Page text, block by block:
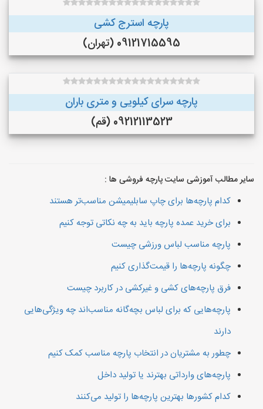
پارچه استرج کشی
09121715595 (تهران)
پارچه سرای کیلویی و متری باران
09212113523 (قم)
سایر مطالب آموزشی سایت پارچه فروشی ها :
کدام پارچه‌ها برای چاپ سابلیمیشن مناسب‌تر هستند
برای خرید عمده پارچه باید به چه نکاتی توجه کنیم
پارچه مناسب لباس ورزشی چیست
چگونه پارچه‌ها را قیمت‌گذاری کنیم
فرق پارچه‌های کشی و غیرکشی در کاربرد چیست
پارچه‌هایی که برای لباس بچه‌گانه مناسب‌اند چه ویژگی‌هایی
دارند
چطور به مشتریان در انتخاب پارچه مناسب کمک کنیم
پارچه‌های وارداتی بهترند یا تولید داخل
کدام کشورها بهترین پارچه‌ها را تولید می‌کنند